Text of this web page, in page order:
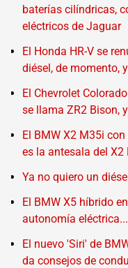
baterías cilíndricas,
eléctricos de Jaguar
El Honda HR-V se
diésel, de momento,
El Chevrolet
se llama ZR2 Bison,
El BMW X2 M35i
es la antesala del X2
Ya no quiero un
El BMW X5 híbrido
autonomía
El nuevo 'Siri' de
da consejos de